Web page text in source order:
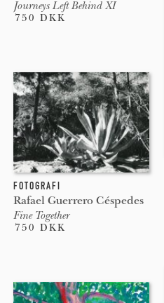
Journeys Left Behind XI
750 DKK
FOTOGRAFI
Rafael Guerrero Céspedes
Fine Together
750 DKK